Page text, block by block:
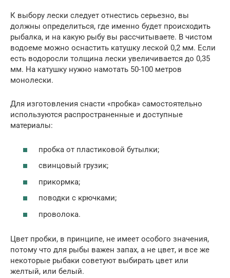
К выбору лески следует отнестись серьезно, вы
должны определиться, где именно будет происходить
рыбалка, и на какую рыбу вы рассчитываете. В чистом
водоеме можно оснастить катушку леской 0,2 мм. Если
есть водоросли толщина лески увеличивается до 0,35
мм. На катушку нужно намотать 50-100 метров
монолески.
Для изготовления снасти «пробка» самостоятельно
используются распространенные и доступные
материалы:
пробка от пластиковой бутылки;
свинцовый грузик;
прикормка;
поводки с крючками;
проволока.
Цвет пробки, в принципе, не имеет особого значения,
потому что для рыбы важен запах, а не цвет, и все же
некоторые рыбаки советуют выбирать цвет или
желтый, или белый.